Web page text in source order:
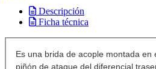
Descripción
Ficha técnica